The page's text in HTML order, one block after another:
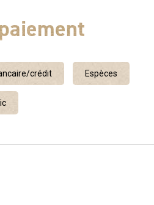
crédit Espèces